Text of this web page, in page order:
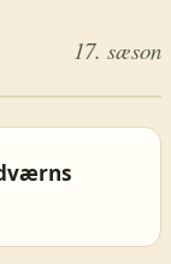
17. sæson